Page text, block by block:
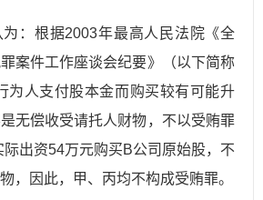
：根据2003年最高人民法院《全
案件工作座谈会纪要》（以下简称
为人支付股本金而购买较有可能升
无偿收受请托人财物，不以受贿罪
际出资54万元购买B公司原始股，不
，因此，甲、丙均不构成受贿罪。